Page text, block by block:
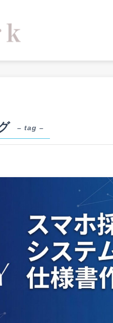
– tag –